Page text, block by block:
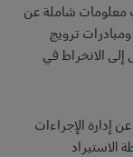
معلومات شاملة عن
ومبادرات ترويج
إلى الانخراط في
إدارة الإجراءات
الاستيراد